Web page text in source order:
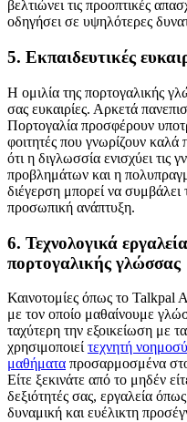
βελτιώνει τις προοπτικές
οδηγήσει σε υψηλότερες
5. Εκπαιδευτικές
Η ομιλία της πορτογαλικής
σας ευκαιρίες. Αρκετά
Πορτογαλία προσφέρουν
φοιτητές που γνωρίζουν καλά
ότι η διγλωσσία ενισχύει τις
προβλημάτων και η
διέγερση μπορεί να
προσωπική ανάπτυξη.
6. Τεχνολογικά
πορτογαλικής γλώσσας
Καινοτομίες όπως το Talkpal
με τον οποίο μαθαίνουμε
ταχύτερη την εξοικείωση με
χρησιμοποιεί τεχνητή
μαθήματα προσαρμοσμένα
Είτε ξεκινάτε από το μηδέν
δεξιότητές σας, εργαλεία
δυναμική και ευέλικτη